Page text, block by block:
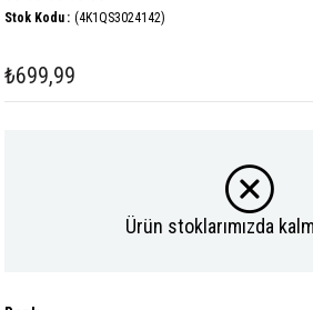
(4K1QS3024142)
Stok Kodu
₺699,99
Ürün stoklarımızda